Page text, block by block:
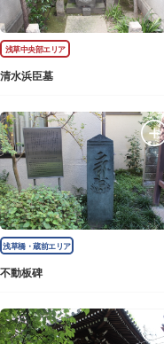
浅草中央部エリア
清水浜臣墓
浅草橋・蔵前エリア
不動板碑